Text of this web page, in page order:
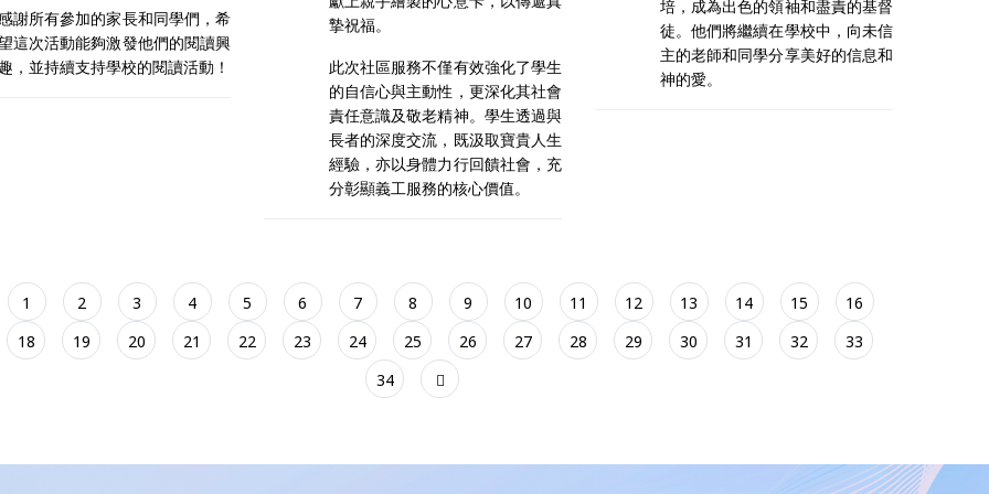
謝所有參加的家長和同學們，希
這次活動能夠激發他們的閱讀興
，並持續支持學校的閱讀活動！
摯祝福。
此次社區服務不僅有效強化了學生
的自信心與主動性，更深化其社會
責任意識及敬老精神。學生透過與
長者的深度交流，既汲取寶貴人生
經驗，亦以身體力行回饋社會，充
分彰顯義工服務的核心價值。
培，成為出色的領袖和盡責的基督
徒。他們將繼續在學校中，向未信
主的老師和同學分享美好的信息和
神的愛。
1 2 3 4 5 6 7 8 9 10 11 12 13 14 15
16
18
19 20 21 22 23 24 25 26 27 28 29 30 31 32
33
34